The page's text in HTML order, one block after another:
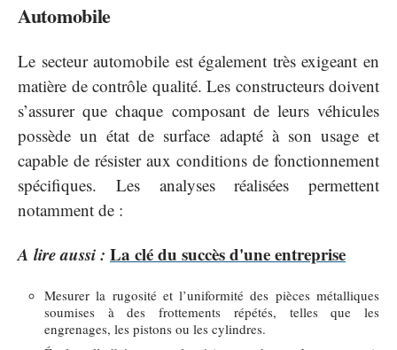
Automobile
Le secteur automobile est également très exigeant en
matière de contrôle qualité. Les constructeurs doivent
s’assurer que chaque composant de leurs véhicules
possède un état de surface adapté à son usage et
capable de résister aux conditions de fonctionnement
spécifiques. Les analyses réalisées permettent
notamment de :
A lire aussi : La clé du succès d'une entreprise
Mesurer la rugosité et l’uniformité des pièces métalliques
soumises à des frottements répétés, telles que les
engrenages, les pistons ou les cylindres.